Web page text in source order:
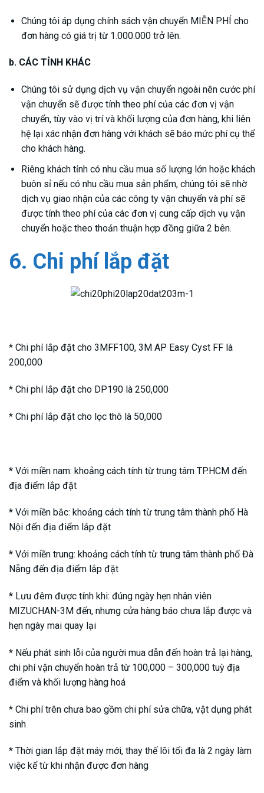
Chúng tôi áp dụng chính sách vận chuyển MIỄN PHÍ cho
đơn hàng có giá trị từ 1.000.000 trở lên.
b. CÁC TỈNH KHÁC
Chúng tôi sử dụng dịch vụ vận chuyển ngoài nên cước phí
vận chuyển sẽ được tính theo phí của các đơn vị vận
chuyển, tùy vào vị trí và khối lượng của đơn hàng, khi liên
hệ lại xác nhận đơn hàng với khách sẽ báo mức phí cụ thể
cho khách hàng.
Riêng khách tỉnh có nhu cầu mua số lượng lớn hoặc khách
buôn sỉ nếu có nhu cầu mua sản phẩm, chúng tôi sẽ nhờ
dịch vụ giao nhận của các công ty vận chuyển và phí sẽ
được tính theo phí của các đơn vị cung cấp dịch vụ vận
chuyển hoặc theo thoản thuận hợp đồng giữa 2 bên.
6. Chi phí lắp đặt
* Chi phí lắp đặt cho 3MFF100, 3M AP Easy Cyst FF là
200,000
* Chi phí lắp đặt cho DP190 là 250,000
* Chi phí lắp đặt cho lọc thô là 50,000
* Với miền nam: khoảng cách tính từ trung tâm TP.HCM đến
địa điểm lắp đặt
* Với miền bắc: khoảng cách tính từ trung tâm thành phố Hà
Nội đến địa điểm lắp đặt
* Với miền trung: khoảng cách tính từ trung tâm thành phố Đà
Nẵng đến địa điểm lắp đặt
* Lưu đêm được tính khi: đúng ngày hẹn nhân viên
MIZUCHAN-3M đến, nhưng cửa hàng báo chưa lắp được và
hẹn ngày mai quay lại
* Nếu phát sinh lỗi của người mua dẫn đến hoàn trả lại hàng,
chi phí vận chuyển hoàn trả từ 100,000 – 300,000 tuỳ địa
điểm và khối lượng hàng hoá
* Chi phí trên chưa bao gồm chi phí sửa chữa, vật dụng phát
sinh
* Thời gian lắp đặt máy mới, thay thế lõi tối đa là 2 ngày làm
việc kể từ khi nhận được đơn hàng